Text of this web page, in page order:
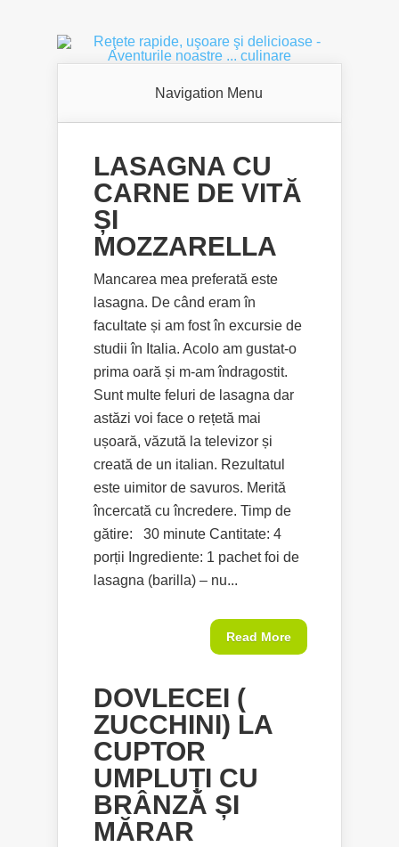
Navigation Menu
LASAGNA CU
CARNE DE VITĂ
ȘI
MOZZARELLA
Mancarea mea preferată este
lasagna. De când eram în
facultate și am fost în excursie de
studii în Italia. Acolo am gustat-o
prima oară și m-am îndragostit.
Sunt multe feluri de lasagna dar
astăzi voi face o rețetă mai
ușoară, văzută la televizor și
creată de un italian. Rezultatul
este uimitor de savuros. Merită
încercată cu încredere. Timp de
gătire: 30 minute Cantitate: 4
porții Ingrediente: 1 pachet foi de
lasagna (barilla) – nu...
Read More
DOVLECEI (
ZUCCHINI) LA
CUPTOR
UMPLUȚI CU
BRÂNZĂ ȘI
MĂRAR